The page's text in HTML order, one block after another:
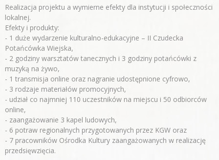
Realizacja projektu a wymierne efekty dla instytucji i społeczności
lokalnej.
Efekty i produkty:
- 1 duże wydarzenie kulturalno-edukacyjne – II Czudecka
Potańcówka Wiejska,
- 2 godziny warsztatów tanecznych i 3 godziny potańcówki z
muzyką na żywo,
- 1 transmisja online oraz nagranie udostępnione cyfrowo,
- 3 rodzaje materiałów promocyjnych,
- udział co najmniej 110 uczestników na miejscu i 50 odbiorców
online,
- zaangażowanie 3 kapel ludowych,
- 6 potraw regionalnych przygotowanych przez KGW oraz
- 7 pracowników Ośrodka Kultury zaangażowanych w realizację
przedsięwzięcia.